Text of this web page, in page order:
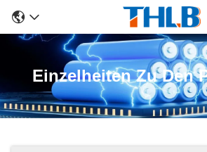
Einzelheiten Zu Den